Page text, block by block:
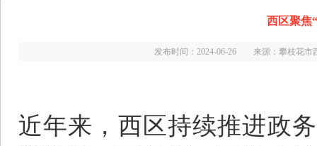
西区聚焦
发布时间：2024-06-26 来源：攀枝花
近年来，西区持续推进政